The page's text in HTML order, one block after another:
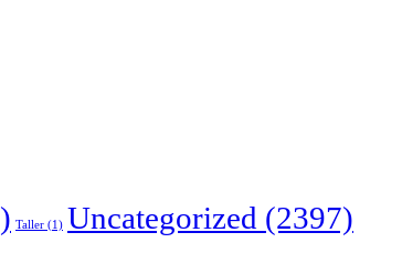
Taller (1) Uncategorized (2397)